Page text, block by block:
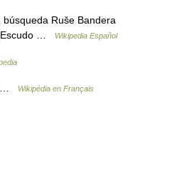
Ruše Bandera
Escudo …
Wikipedia Español
… Wikipédia en Français